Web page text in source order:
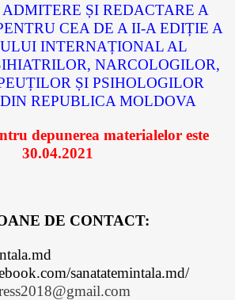
ȘI REDACTARE A
CEA DE A II-A EDIȚIE A
INTERNAȚIONAL AL
NARCOLOGILOR,
ȘI PSIHOLOGILOR
REPUBLICA MOLDOVA
depunerea materialelor este
30.04.2021
DE CONTACT:
sanatatemintala.md/